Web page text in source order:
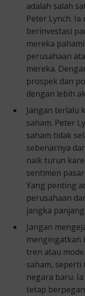
adalah salah
Peter Lynch.
berinvestasi
mereka
perusahaan
mereka.
prospek dan
dengan lebih
Jangan terlalu
saham. Peter
saham tidak
sebenarnya
naik turun
sentimen
Yang penting
perusahaan
jangka panjang.
Jangan
mengingatkan
tren atau
saham,
negara baru.
tetap